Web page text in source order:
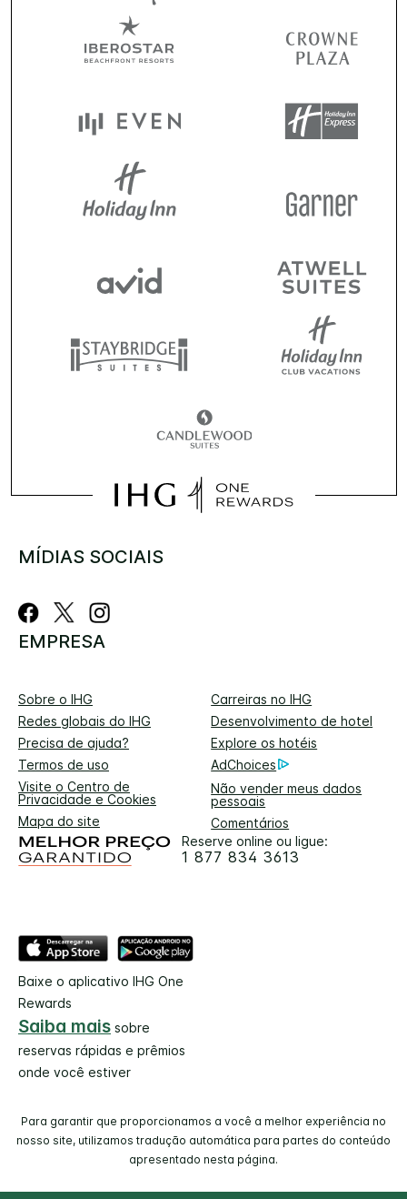
MÍDIAS SOCIAIS
EMPRESA
Sobre o IHG
Carreiras no IHG
Redes globais do IHG
Desenvolvimento de hotel
Precisa de ajuda?
Explore os hotéis
Termos de uso
AdChoices
Visite o Centro de
Privacidade e Cookies
Não vender meus dados
pessoais
Mapa do site
Comentários
Reserve online ou ligue:
1 877 834 3613
Baixe o aplicativo IHG One
Rewards
Saiba mais sobre
reservas rápidas e prêmios
onde você estiver
Para garantir que proporcionamos a você a melhor experiência no
nosso site, utilizamos tradução automática para partes do conteúdo
apresentado nesta página.